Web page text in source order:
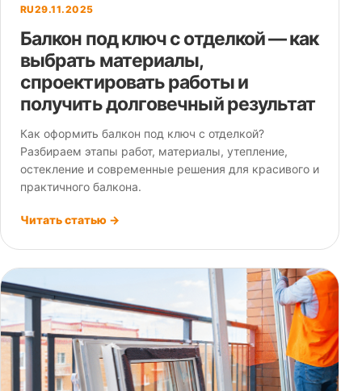
RU29.11.2025
Балкон под ключ с отделкой — как
выбрать материалы,
спроектировать работы и
получить долговечный результат
Как оформить балкон под ключ с отделкой?
Разбираем этапы работ, материалы, утепление,
остекление и современные решения для красивого и
практичного балкона.
Читать статью →